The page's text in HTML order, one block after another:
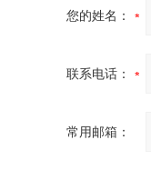
您的姓名：
联系电话：
常用邮箱：